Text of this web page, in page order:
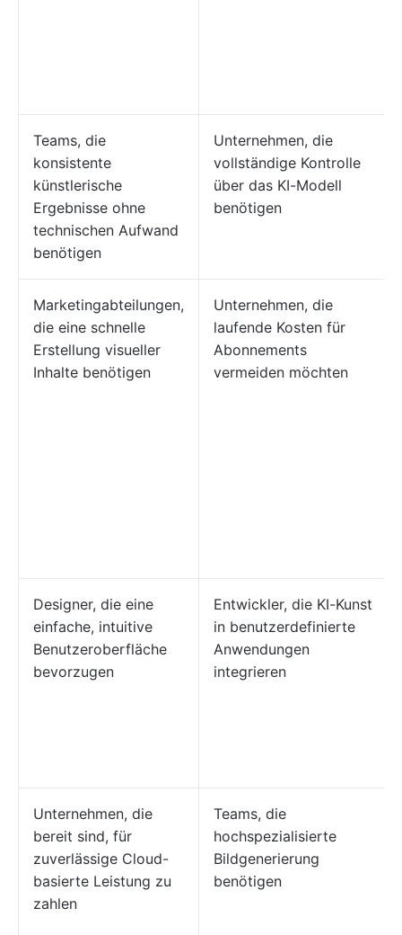
Teams, die
konsistente
künstlerische
Ergebnisse ohne
technischen Aufwand
benötigen
Unternehmen, die
vollständige Kontrolle
über das KI-Modell
benötigen
Marketingabteilungen,
die eine schnelle
Erstellung visueller
Inhalte benötigen
Unternehmen, die
laufende Kosten für
Abonnements
vermeiden möchten
Designer, die eine
einfache, intuitive
Benutzeroberfläche
bevorzugen
Entwickler, die KI-Kunst
in benutzerdefinierte
Anwendungen
integrieren
Unternehmen, die
bereit sind, für
zuverlässige Cloud-
basierte Leistung zu
zahlen
Teams, die
hochspezialisierte
Bildgenerierung
benötigen